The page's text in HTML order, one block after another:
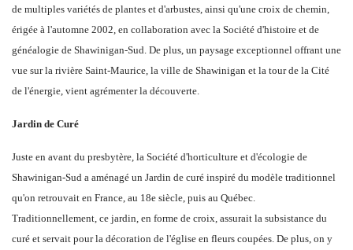
de multiples variétés de plantes et d'arbustes, ainsi qu'une croix de chemin,
érigée à l'automne 2002, en collaboration avec la Société d'histoire et de
généalogie de Shawinigan-Sud. De plus, un paysage exceptionnel offrant une
vue sur la rivière Saint-Maurice, la ville de Shawinigan et la tour de la Cité
de l'énergie, vient agrémenter la découverte.
Jardin de Curé
Juste en avant du presbytère, la Société d'horticulture et d'écologie de
Shawinigan-Sud a aménagé un Jardin de curé inspiré du modèle traditionnel
qu'on retrouvait en France, au 18e siècle, puis au Québec.
Traditionnellement, ce jardin, en forme de croix, assurait la subsistance du
curé et servait pour la décoration de l'église en fleurs coupées. De plus, on y